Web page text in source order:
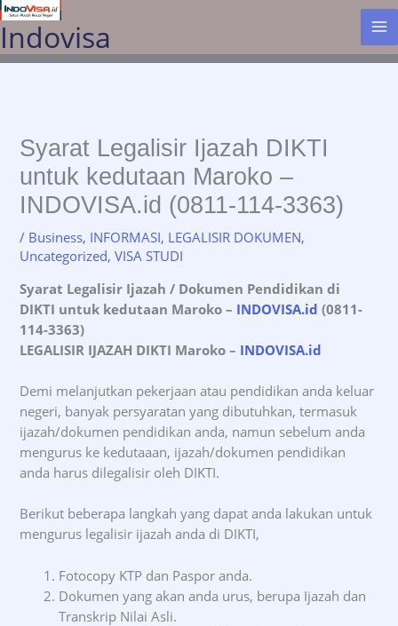
Lewati
ke
konten
Indovisa
Syarat Legalisir Ijazah DIKTI
untuk kedutaan Maroko –
INDOVISA.id (0811-114-3363)
/ Business, INFORMASI, LEGALISIR DOKUMEN,
Uncategorized,VISA STUDI
Syarat Legalisir Ijazah / Dokumen Pendidikan di
DIKTI untuk kedutaan Maroko– INDOVISA.id (0811-
114-3363)
LEGALISIR IJAZAH DIKTI Maroko– INDOVISA.id
Demi melanjutkan pekerjaan atau pendidikan anda keluar
negeri, banyak persyaratan yang dibutuhkan, termasuk
ijazah/dokumen pendidikan anda, namun sebelum anda
mengurus ke kedutaaan, ijazah/dokumen pendidikan
anda harus dilegalisir oleh DIKTI.
Berikut beberapa langkah yang dapat anda lakukan untuk
mengurus legalisir ijazah anda di DIKTI,
Fotocopy KTP dan Paspor anda.
Dokumen yang akan anda urus, berupa Ijazah dan
Transkrip Nilai Asli.